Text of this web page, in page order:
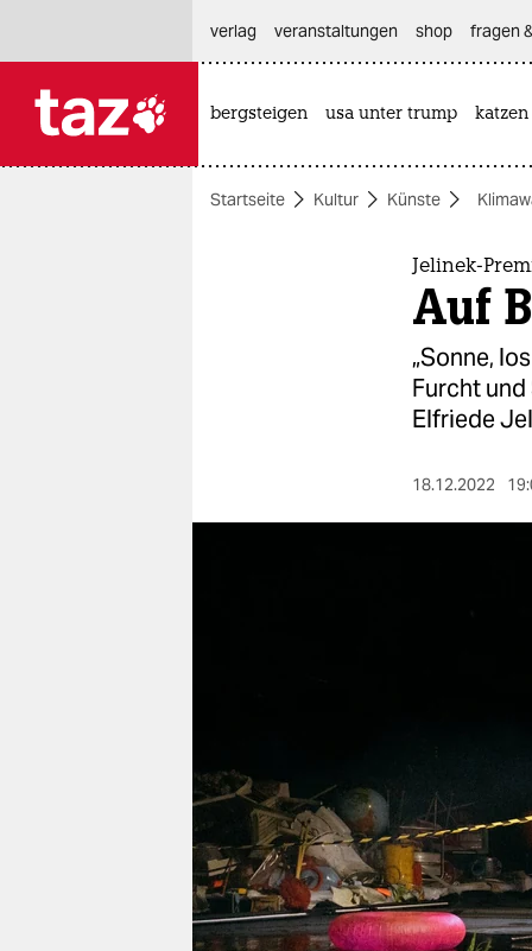
themen
veranstaltungen
shop
fragen & hilfe
unterstützen
verlag
veranstaltungen shop fragen
bergsteigen usa unter trump katzen
Startseite Kultur Künste
Jelinek-
Auf
„Sonne,
Furcht
Elfriede
18.12.2022